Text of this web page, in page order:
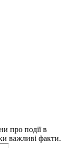
про події в
важливі факти.